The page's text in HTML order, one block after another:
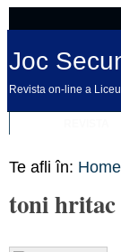
Joc
Revista on-line a
Te afli în: Home
toni hritac